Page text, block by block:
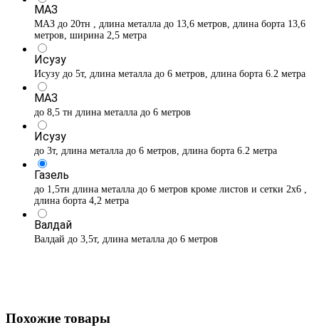
МАЗ
МАЗ до 20тн , длина металла до 13,6 метров, длина борта 13,6
метров, ширина 2,5 метра
Исузу
Исузу до 5т, длина металла до 6 метров, длина борта 6.2 метра
МАЗ
до 8,5 тн длина металла до 6 метров
Исузу
до 3т, длина металла до 6 метров, длина борта 6.2 метра
Газель
до 1,5тн длина металла до 6 метров кроме листов и сетки 2х6 ,
длина борта 4,2 метра
Валдай
Валдай до 3,5т, длина металла до 6 метров
Похожие товары